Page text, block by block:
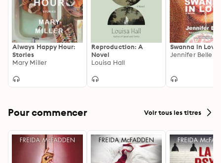
Always Happy Hour:
Stories
Mary Miller
Reproduction: A
Novel
Louisa Hall
Swanna in Love
Jennifer Belle
Pour commencer Voir tous les titres